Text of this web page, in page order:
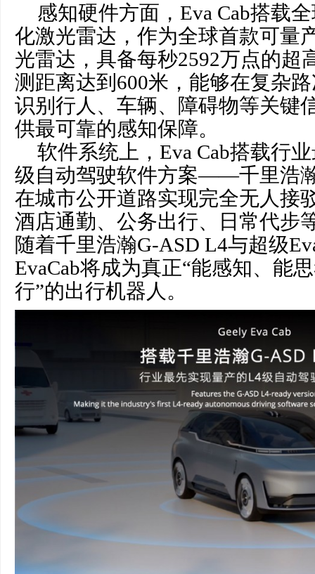
感知硬件方面，Eva Cab搭载
化激光雷达，作为全球首款可量
光雷达，具备每秒2592万点的超
测距离达到600米，能够在复杂
识别行人、车辆、障碍物等关键
供最可靠的感知保障。
软件系统上，Eva Cab搭载行
级自动驾驶软件方案——千里浩
在城市公开道路实现完全无人接
酒店通勤、公务出行、日常代步
随着千里浩瀚G-ASD L4与超级
EvaCab将成为真正“能感知、能
行”的出行机器人。